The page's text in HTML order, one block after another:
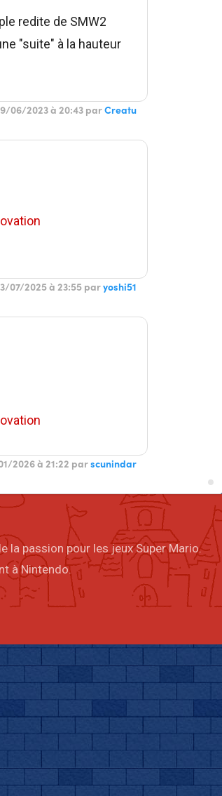
redite de SMW2
"suite" à la hauteur
06/2023 à 20:43 parCreatu
07/2025 à 23:55 paryoshi51
2026 à 21:22 parscunindar
la passion pour les jeux Super Mario.
à Nintendo.